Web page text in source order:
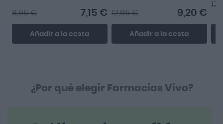
7,15 €
8,95 €
Añadir a la cesta
9,20 €
12,95 €
Añadir a la cesta
¿Por qué elegir Farmacias Vivo?